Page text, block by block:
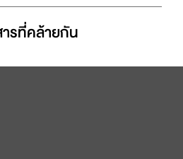
รที่่คล้ายกัน